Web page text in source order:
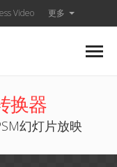
Video 更多
换器
幻灯片放映